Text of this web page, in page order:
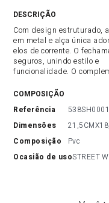
Com design estruturado,
em metal e alça única
elos de corrente. O
seguros, unindo estilo e
funcionalidade. O
COMPOSIÇÃO
referência
dimensões
composição
Pvc
ocasião de usoSTREET